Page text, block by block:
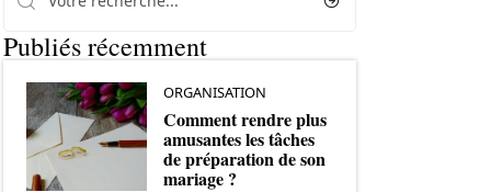
Publiés récemment
ORGANISATION
Comment rendre plus
amusantes les tâches
de préparation de son
mariage ?